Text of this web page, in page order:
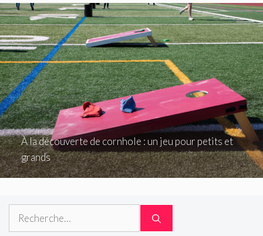
À la découverte de cornhole : un jeu pour petits et
grands
Rechercher :